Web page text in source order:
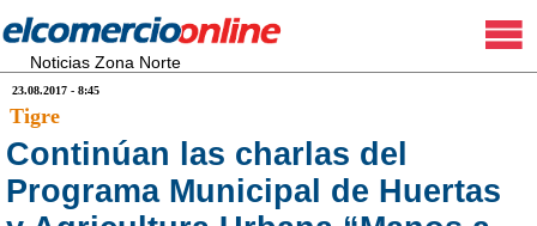
Noticias Zona Norte
23.08.2017 - 8:45
Tigre
Continúan las charlas del
Programa Municipal de Huertas